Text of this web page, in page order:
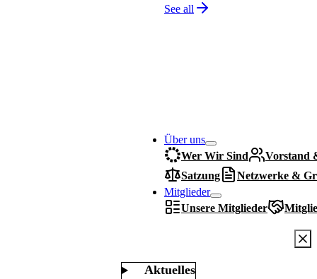
See all
Über uns
Wer Wir Sind
Vorstand
Satzung
Netzwerke &
Mitglieder
Unsere Mitglieder
Aktuelles